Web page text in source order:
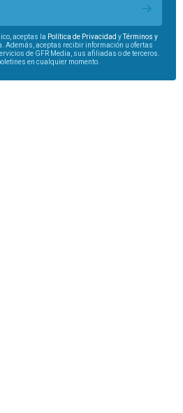
aceptas la Política de Privacidad yTérminos y
Además, aceptas recibir información u ofertas
de GFR Media, sus afiliadas o de terceros.
en cualquier momento.